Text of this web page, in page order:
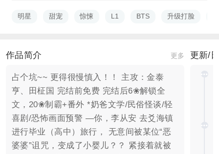
明星 甜宠 惊悚 L1 BTS 升级打脸
作品简介 更多
占个坑~~ 更得很慢慎入！！ 主攻：金泰
亨、田柾国 完结前免费 完结后6❀解锁全
文，20❀制霸+番外 *奶爸文学/民俗怪谈/轻
喜剧/恐怖画面预警 —你，李从安 去爻海镇
进行毕业（高中）旅行， 无意间被某位“恶
婆婆”诅咒，变成了小婴儿？？ 紧接着就被
更新/